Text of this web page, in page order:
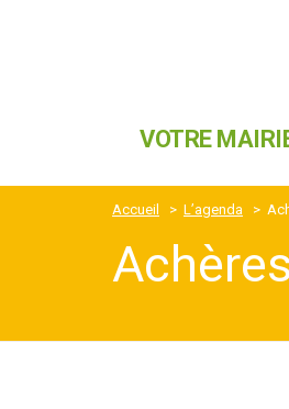
VOTRE
Accueil > L’agenda >